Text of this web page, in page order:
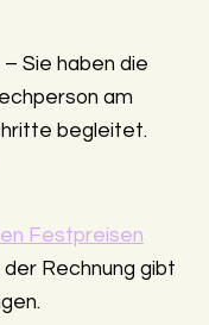
Sie haben die
am
begleitet.
Festpreisen
Rechnung gibt